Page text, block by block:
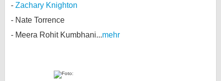
Zachary Knighton
Nate Torrence
Meera Rohit Kumbhani...mehr